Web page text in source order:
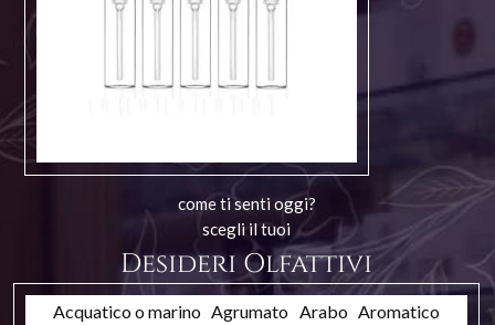
come ti senti oggi?
scegli il tuoi
Desideri Olfattivi
Acquatico o marino Agrumato Arabo Aromatico